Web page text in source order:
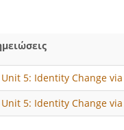
Unit 5: Identity Change via
Unit 5: Identity Change via